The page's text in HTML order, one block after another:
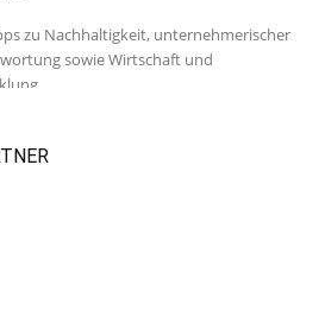
zu Nachhaltigkeit, unternehmerischer
sowie Wirtschaft und